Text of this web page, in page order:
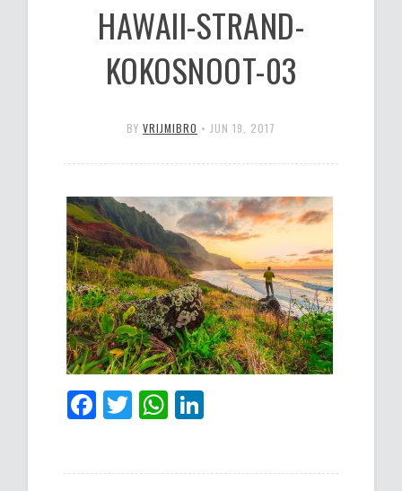
HAWAII-STRAND-
KOKOSNOOT-03
BY VRIJMIBRO • JUN 19, 2017
Facebook
TwitterWhatsApp